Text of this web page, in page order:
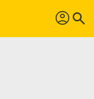
profil search